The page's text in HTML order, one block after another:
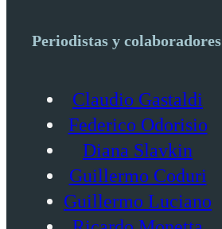
Periodistas y colaboradores
Claudio Gastaldi
Federico Odorisio
Diana Slavkin
Guillermo Coduri
Guillermo Luciano